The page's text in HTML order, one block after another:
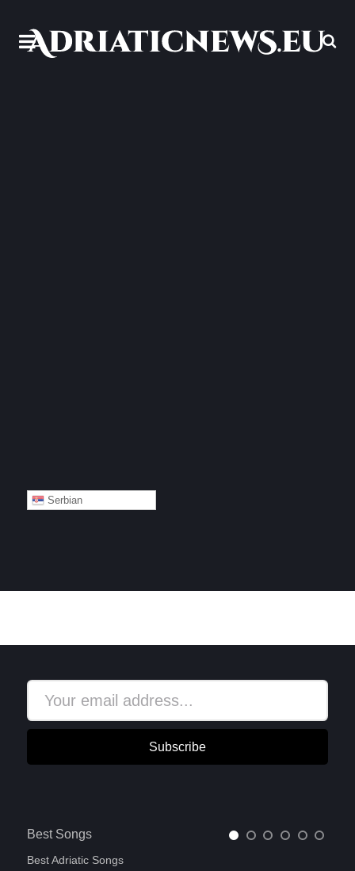
Serbian
Subscribe
Best Songs
Best Adriatic Songs